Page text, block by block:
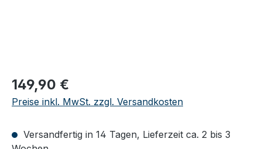
Regulärer Preis:
149,90 €
Preise inkl. MwSt. zzgl. Versandkosten
Versandfertig in 14 Tagen, Lieferzeit ca. 2 bis 3